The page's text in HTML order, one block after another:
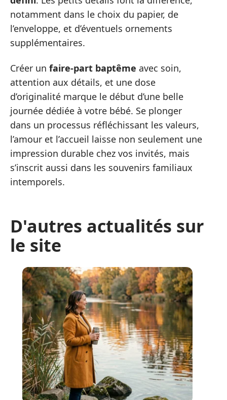
notamment dans le choix du papier, de
l’enveloppe, et d’éventuels ornements
supplémentaires.
Créer un faire-part baptême avec soin,
attention aux détails, et une dose
d’originalité marque le début d’une belle
journée dédiée à votre bébé. Se plonger
dans un processus réfléchissant les valeurs,
l’amour et l’accueil laisse non seulement une
impression durable chez vos invités, mais
s’inscrit aussi dans les souvenirs familiaux
intemporels.
D'autres actualités sur
le site